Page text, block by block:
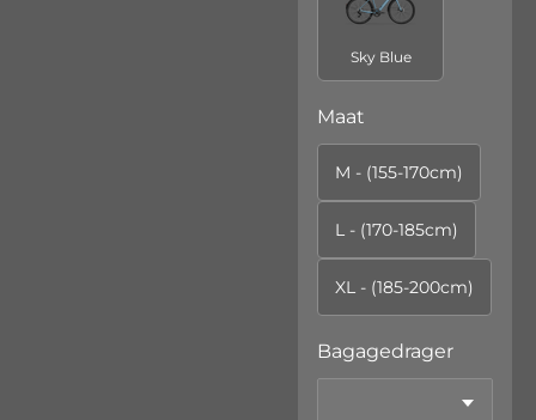
Sky Blue
Maat
M - (155-170cm)
L - (170-185cm)
XL - (185-200cm)
Bagagedrager